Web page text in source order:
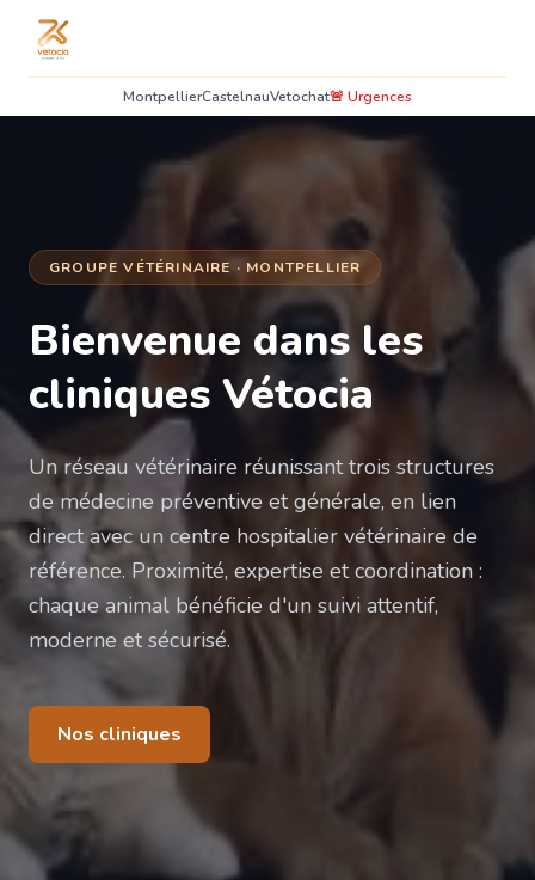
MontpellierCastelnauVetochat🚨 Urgences
GROUPE VÉTÉRINAIRE · MONTPELLIER
Bienvenue dans les
cliniques Vétocia
Un réseau vétérinaire réunissant trois structures
de médecine préventive et générale, en lien
direct avec un centre hospitalier vétérinaire de
référence. Proximité, expertise et coordination :
chaque animal bénéficie d'un suivi attentif,
moderne et sécurisé.
Nos cliniques